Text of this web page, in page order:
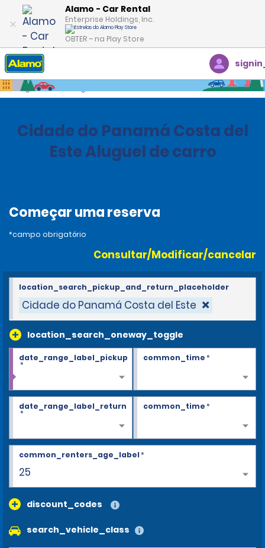
Alamo - Car Rental
Enterprise Holdings, Inc.
OBTER – na Play Store
Página inicial
Cidade do Panamá Costa del
Este Aluguel de carro
Começar uma reserva
*campo obrigatório
Consultar/Modificar/cancelar
Cidade do Panamá Costa del Este
location_search_oneway_toggle
location_search_pickup_and_return_placeholder
date_range_label_pickup
*
common_time*
date_range_label_return
*
common_time*
25
common_renters_age_label*
discount_codes
search_vehicle_class